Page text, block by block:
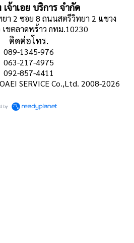
จ้าเอย บริการ จำกัด
า 2 ซอย 8 ถนนสตรีวิทยา 2 แขวง
เขตลาดพร้าว กทม.10230
ติดต่อโทร.
089-1345-976
063-217-4975
092-857-4411
SERVICE Co.,Ltd. 2008-2026